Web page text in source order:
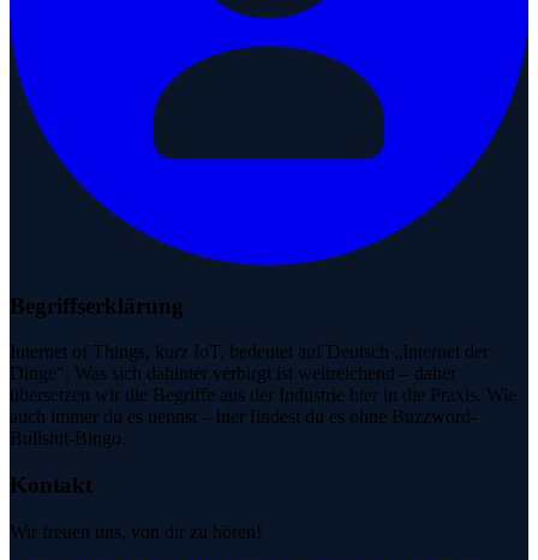
Begriffserklärung
Internet of Things, kurz IoT, bedeutet auf Deutsch „Internet der
Dinge". Was sich dahinter verbirgt ist weitreichend – daher
übersetzen wir die Begriffe aus der Industrie hier in die Praxis. Wie
auch immer du es nennst – hier findest du es ohne Buzzword-
Bullshit-Bingo.
Kontakt
Wir freuen uns, von dir zu hören!